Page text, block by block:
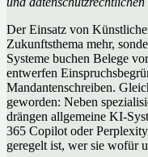
Der Einsatz von
Zukunftsthema mehr,
Systeme buchen Belege
entwerfen
Mandantenschreiben.
geworden: Neben
drängen allgemeine KI-
365 Copilot oder
geregelt ist, wer sie wofür